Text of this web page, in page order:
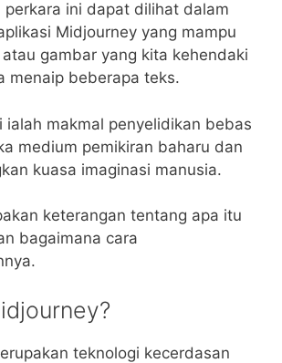
perkara ini dapat dilihat dalam
Midjourney yang mampu
gambar yang kita kehendaki
menaip beberapa teks.
ialah makmal penyelidikan bebas
medium pemikiran baharu dan
kuasa imaginasi manusia.
keterangan tentang apa itu
bagaimana cara
teknologi kecerdasan